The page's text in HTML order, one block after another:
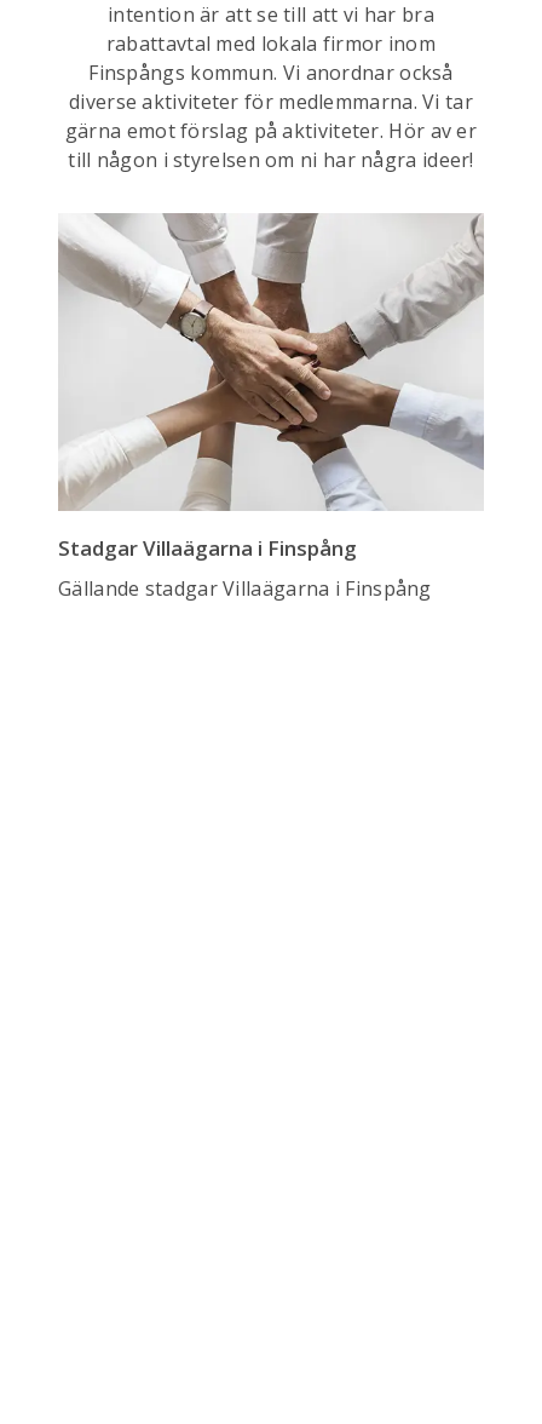
intention är att se till att vi har bra
rabattavtal med lokala firmor inom
Finspångs kommun. Vi anordnar också
diverse aktiviteter för medlemmarna. Vi tar
gärna emot förslag på aktiviteter. Hör av er
till någon i styrelsen om ni har några ideer!
Stadgar Villaägarna i Finspång
Gällande stadgar Villaägarna i Finspång